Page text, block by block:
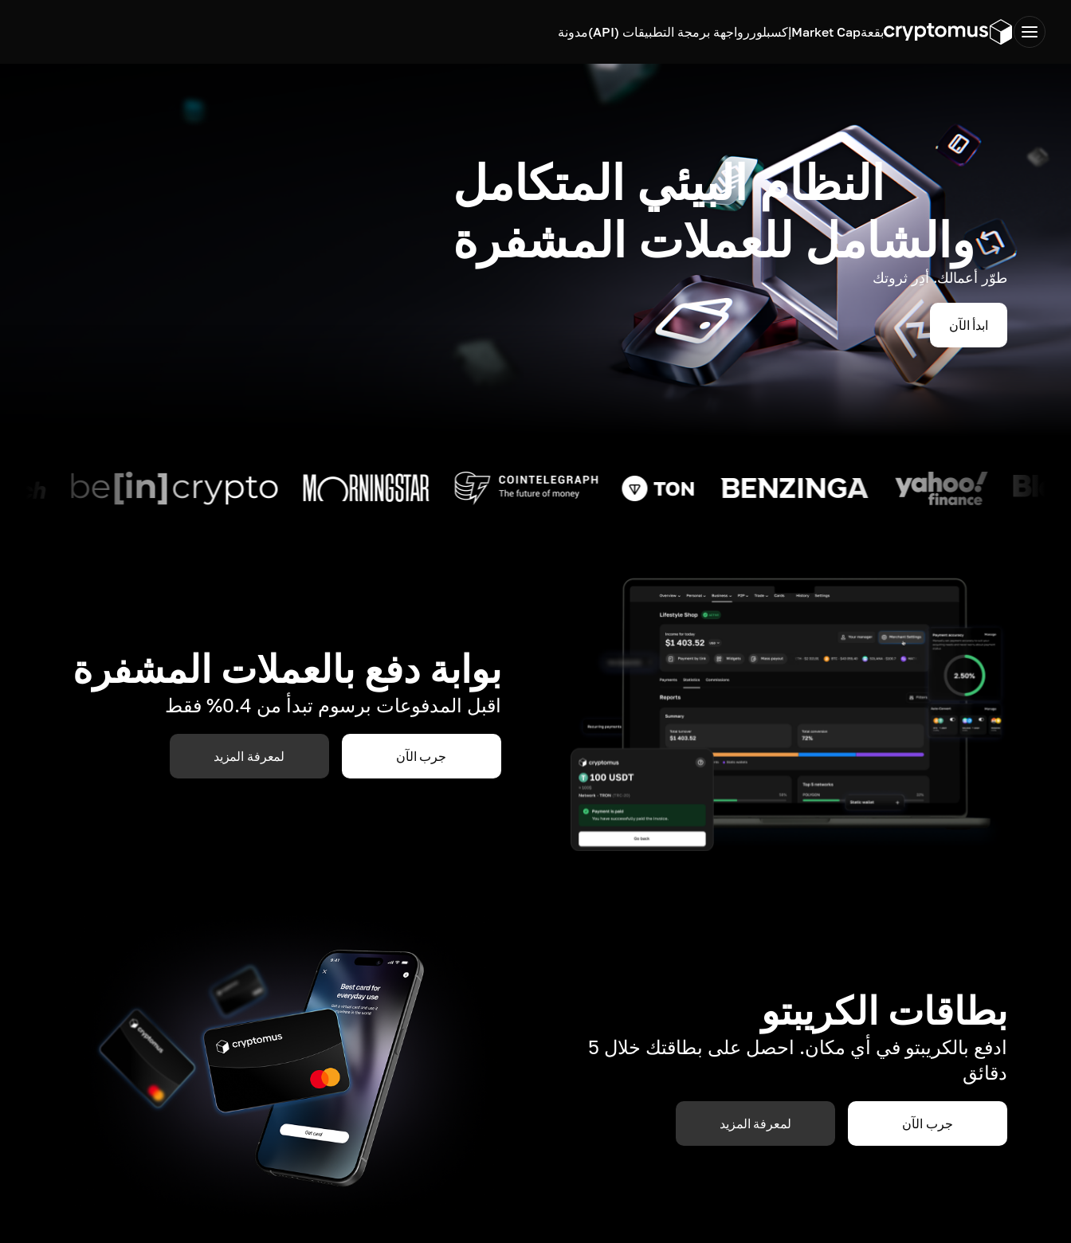
بقعةMarket Capإكسبلورر واجهة برمجة التطبيقات (API) مدونة
النظام البيئي المتكامل
والشامل للعملات المشفرة
طوّر أعمالك. أدِر ثروتك
ابدأ الآن
بوابة دفع بالعملات المشفرة
اقبل المدفوعات برسوم تبدأ من 0.4% فقط
جرب الآن لمعرفة المزيد
بطاقات الكريبتو
ادفع بالكريبتو في أي مكان. احصل على بطاقتك خلال 5
دقائق
جرب الآن لمعرفة المزيد